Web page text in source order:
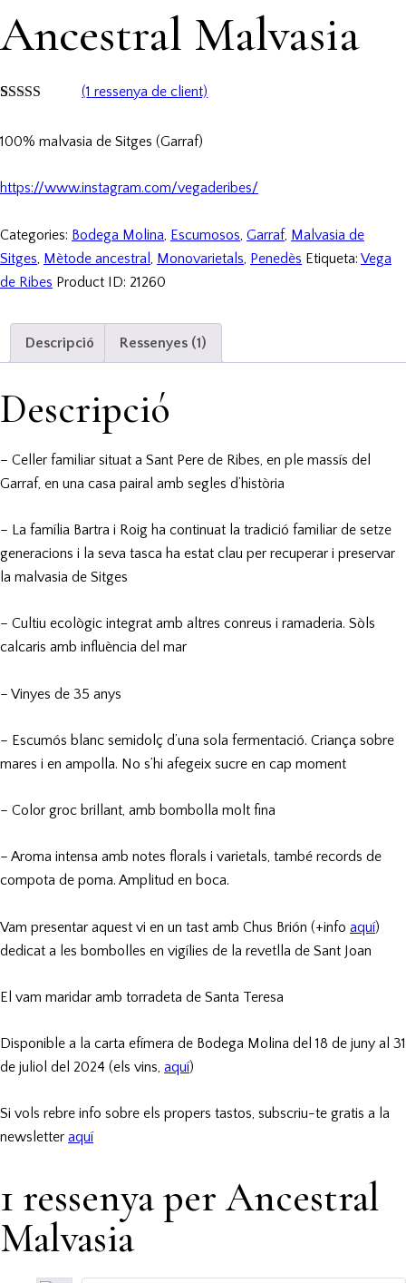
Ancestral Malvasia
funció d'
(1 ressenya de client)
100% malvasia de Sitges (Garraf)
https://www.instagram.com/vegaderibes/
Categories: Bodega Molina, Escumosos, Garraf, Malvasia de
Sitges, Mètode ancestral , Monovarietals, Penedès Etiqueta: Vega
de Ribes Product ID: 21260
Descripció Ressenyes (1)
Descripció
– Celler familiar situat a Sant Pere de Ribes, en ple massís del
Garraf, en una casa pairal amb segles d’història
– La família Bartra i Roig ha continuat la tradició familiar de setze
generacions i la seva tasca ha estat clau per recuperar i preservar
la malvasia de Sitges
– Cultiu ecològic integrat amb altres conreus i ramaderia. Sòls
calcaris amb influència del mar
– Vinyes de 35 anys
– Escumós blanc semidolç d’una sola fermentació. Criança sobre
mares i en ampolla. No s’hi afegeix sucre en cap moment
– Color groc brillant, amb bombolla molt fina
– Aroma intensa amb notes florals i varietals, també records de
compota de poma. Amplitud en boca.
Vam presentar aquest vi en un tast amb Chus Brión (+info aquí)
dedicat a les bombolles en vigílies de la revetlla de Sant Joan
El vam maridar amb torradeta de Santa Teresa
Disponible a la carta efímera de Bodega Molina del 18 de juny al 31
de juliol del 2024 (els vins, aquí)
Si vols rebre info sobre els propers tastos, subscriu-te gratis a la
newsletter aquí
1 ressenya perAncestral
Malvasia